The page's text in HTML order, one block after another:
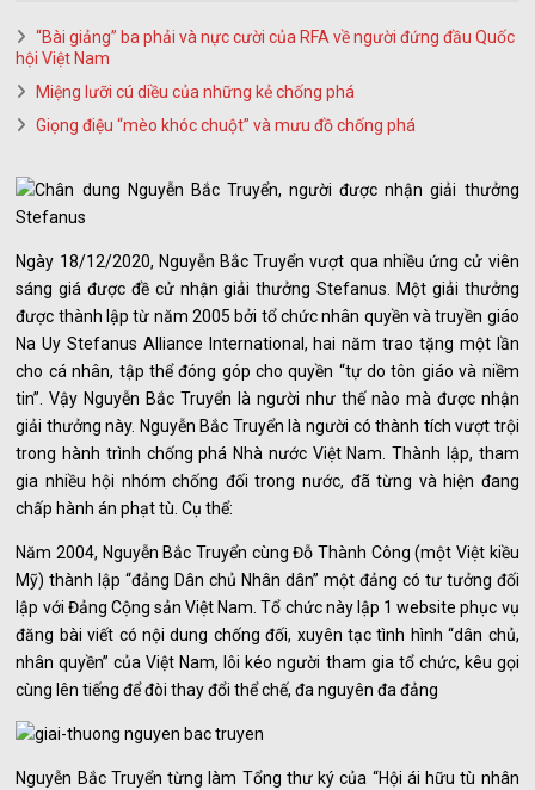
“Bài giảng” ba phải và nực cười của RFA về người đứng đầu Quốc
hội Việt Nam
Miệng lưỡi cú diều của những kẻ chống phá
Giọng điệu “mèo khóc chuột” và mưu đồ chống phá
Ngày 18/12/2020, Nguyễn Bắc Truyển vượt qua nhiều ứng cử viên
sáng giá được đề cử nhận giải thưởng Stefanus. Một giải thưởng
được thành lập từ năm 2005 bởi tổ chức nhân quyền và truyền giáo
Na Uy Stefanus Alliance International, hai năm trao tặng một lần
cho cá nhân, tập thể đóng góp cho quyền “tự do tôn giáo và niềm
tin”. Vậy Nguyễn Bắc Truyển là người như thế nào mà được nhận
giải thưởng này. Nguyễn Bắc Truyển là người có thành tích vượt trội
trong hành trình chống phá Nhà nước Việt Nam. Thành lập, tham
gia nhiều hội nhóm chống đối trong nước, đã từng và hiện đang
chấp hành án phạt tù. Cụ thể:
Năm 2004, Nguyễn Bắc Truyển cùng Đỗ Thành Công (một Việt kiều
Mỹ) thành lập “đảng Dân chủ Nhân dân” một đảng có tư tưởng đối
lập với Đảng Cộng sản Việt Nam. Tổ chức này lập 1 website phục vụ
đăng bài viết có nội dung chống đối, xuyên tạc tình hình “dân chủ,
nhân quyền” của Việt Nam, lôi kéo người tham gia tổ chức, kêu gọi
cùng lên tiếng để đòi thay đổi thể chế, đa nguyên đa đảng
Nguyễn Bắc Truyển từng làm Tổng thư ký của “Hội ái hữu tù nhân